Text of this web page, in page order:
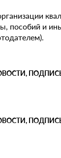
пособий и